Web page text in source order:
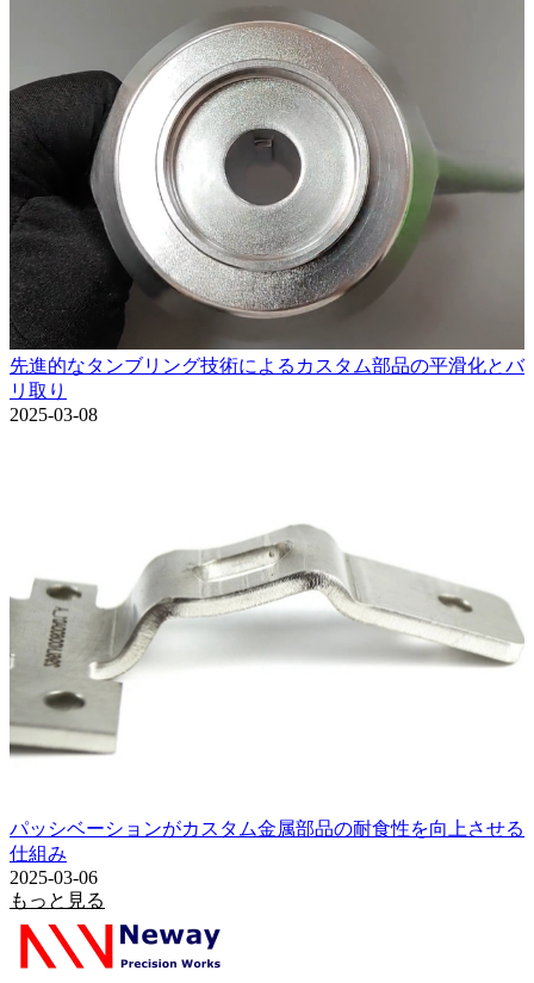
先進的なタンブリング技術によるカスタム部品の平滑化とバ
リ取り
2025-03-08
パッシベーションがカスタム金属部品の耐食性を向上させる
仕組み
2025-03-06
もっと見る